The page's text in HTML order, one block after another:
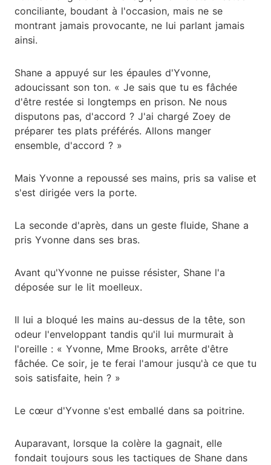
conciliante, boudant à l'occasion, mais ne se
montrant jamais provocante, ne lui parlant jamais
ainsi.
Shane a appuyé sur les épaules d'Yvonne,
adoucissant son ton. « Je sais que tu es fâchée
d'être restée si longtemps en prison. Ne nous
disputons pas, d'accord ? J'ai chargé Zoey de
préparer tes plats préférés. Allons manger
ensemble, d'accord ? »
Mais Yvonne a repoussé ses mains, pris sa valise et
s'est dirigée vers la porte.
La seconde d'après, dans un geste fluide, Shane a
pris Yvonne dans ses bras.
Avant qu'Yvonne ne puisse résister, Shane l'a
déposée sur le lit moelleux.
Il lui a bloqué les mains au-dessus de la tête, son
odeur l'enveloppant tandis qu'il lui murmurait à
l'oreille : « Yvonne, Mme Brooks, arrête d'être
fâchée. Ce soir, je te ferai l'amour jusqu'à ce que tu
sois satisfaite, hein ? »
Le cœur d'Yvonne s'est emballé dans sa poitrine.
Auparavant, lorsque la colère la gagnait, elle
fondait toujours sous les tactiques de Shane dans